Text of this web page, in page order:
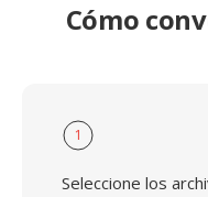
Cómo
1
Seleccione los